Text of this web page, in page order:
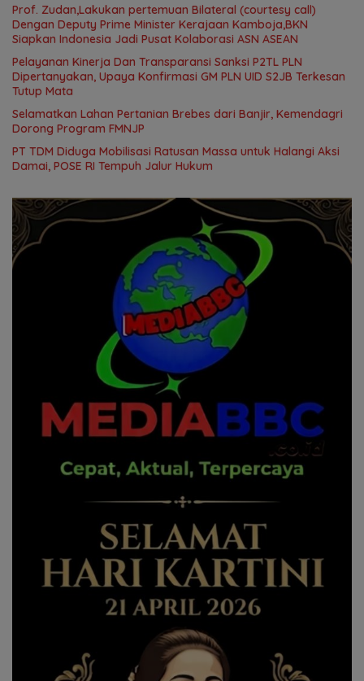
Prof. Zudan,Lakukan pertemuan Bilateral (courtesy call)
Dengan Deputy Prime Minister Kerajaan Kamboja,BKN
Siapkan Indonesia Jadi Pusat Kolaborasi ASN ASEAN
Pelayanan Kinerja Dan Transparansi Sanksi P2TL PLN
Dipertanyakan, Upaya Konfirmasi GM PLN UID S2JB Terkesan
Tutup Mata
Selamatkan Lahan Pertanian Brebes dari Banjir, Kemendagri
Dorong Program FMNJP
PT TDM Diduga Mobilisasi Ratusan Massa untuk Halangi Aksi
Damai, POSE RI Tempuh Jalur Hukum